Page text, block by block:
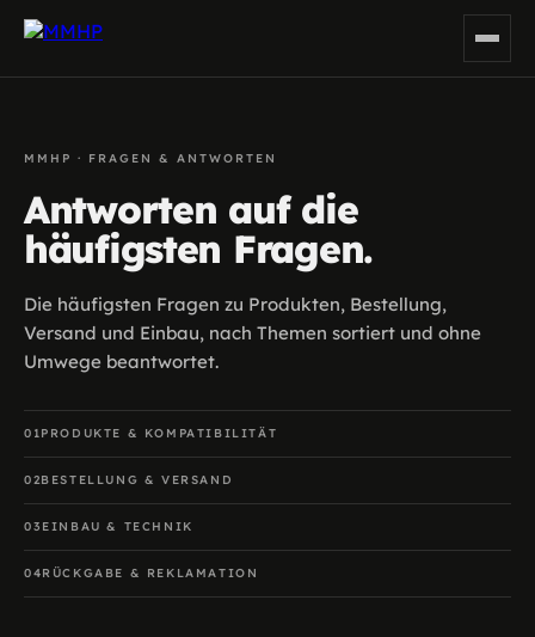
MMHP · FRAGEN & ANTWORTEN
Antworten auf die
häufigsten Fragen.
Die häufigsten Fragen zu Produkten, Bestellung,
Versand und Einbau, nach Themen sortiert und ohne
Umwege beantwortet.
01PRODUKTE & KOMPATIBILITÄT
02BESTELLUNG & VERSAND
03 EINBAU & TECHNIK
04RÜCKGABE & REKLAMATION